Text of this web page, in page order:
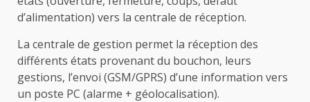
d’alimentation) vers la centrale de réception.
La centrale de gestion permet la réception des
différents états provenant du bouchon, leurs
gestions, l’envoi (GSM/GPRS) d’une information vers
un poste PC (alarme + géolocalisation).